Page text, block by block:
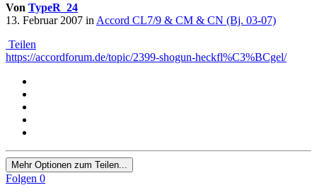
Von TypeR_24
13. Februar 2007 in Accord CL7/9 & CM & CN (Bj. 03-07)
Teilen
https://accordforum.de/topic/2399-shogun-heckfl%C3%BCgel/
Mehr Optionen zum Teilen...
Folgen 0